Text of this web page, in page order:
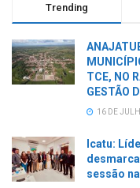
Trending
TCE, NO
GESTÃO
16 DE
Icatu:
sessão